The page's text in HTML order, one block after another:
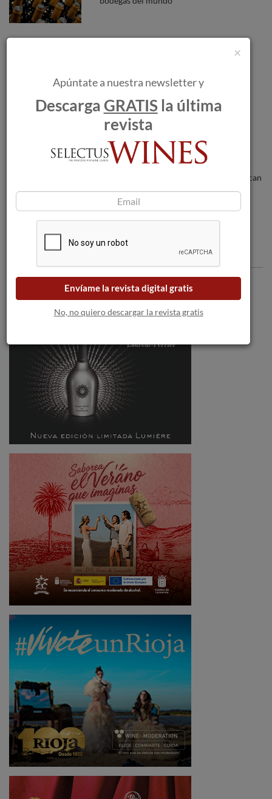
Bodegas Martín Códax arranca su
temporada enoturística con nuevas
propuestas exclusivas.
Los incendios forestales amenazan a las
bodegas a medida que las llamas se acercan
a Burdeos.
Comentarios
×
Apúntate a nuestra newsletter y
DescargaGRATIS la última
revista
Envíame la revista digital gratis
No, no quiero descargar la revista gratis